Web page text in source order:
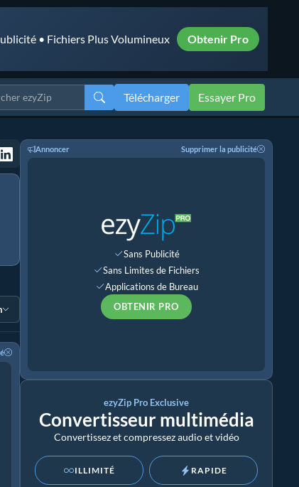
• Fichiers Plus Volumineux Obtenir Pro
Télécharger Essayer Pro
Annoncer Supprimer la publicité
Sans Publicité
Sans Limites de Fichiers
Applications de Bureau
OBTENIR PRO
ezyZip Pro Exclusive
Convertisseur multimédia
Convertissez et compressez audio et vidéo
ILLIMITÉ RAPIDE